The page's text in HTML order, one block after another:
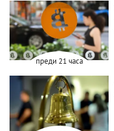
преди 21 часа